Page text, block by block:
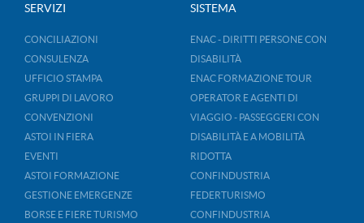
SERVIZI
CONCILIAZIONI
CONSULENZA
UFFICIO STAMPA
GRUPPI DI LAVORO
CONVENZIONI
ASTOI IN FIERA
EVENTI
ASTOI FORMAZIONE
GESTIONE EMERGENZE
BORSE E FIERE TURISMO
SISTEMA
ENAC - DIRITTI PERSONE CON
DISABILITÀ
ENAC FORMAZIONE TOUR
OPERATOR E AGENTI DI
VIAGGIO - PASSEGGERI CON
DISABILITÀ E A MOBILITÀ
RIDOTTA
CONFINDUSTRIA
FEDERTURISMO
CONFINDUSTRIA